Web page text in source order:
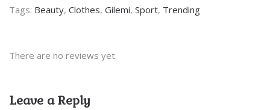
Tags: Beauty, Clothes, Gilemi, Sport, Trending
There are no reviews yet.
Leave a Reply